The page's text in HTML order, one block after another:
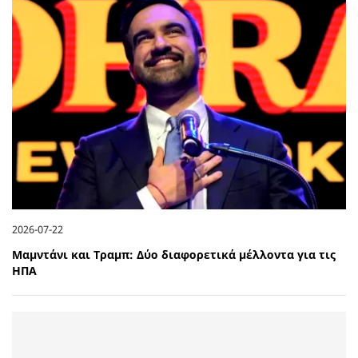
2026-07-22
Μαμντάνι και Τραμπ: Δύο διαφορετικά μέλλοντα για τις
ΗΠΑ